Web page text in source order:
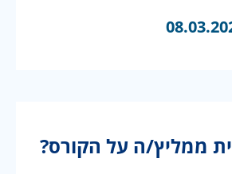
ממליץ/ה על הקורס?